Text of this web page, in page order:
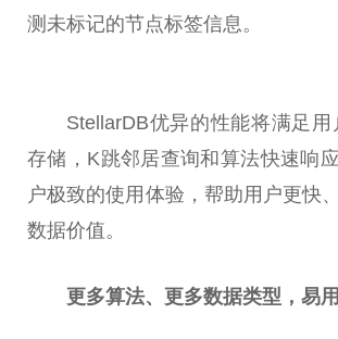
测未标记的节点标签信息。
StellarDB优异的性能将满足用
存储，K跳邻居查询和算法快速响
户极致的使用体验，帮助用户更快
数据价值。
更多算法、更多数据类型，易